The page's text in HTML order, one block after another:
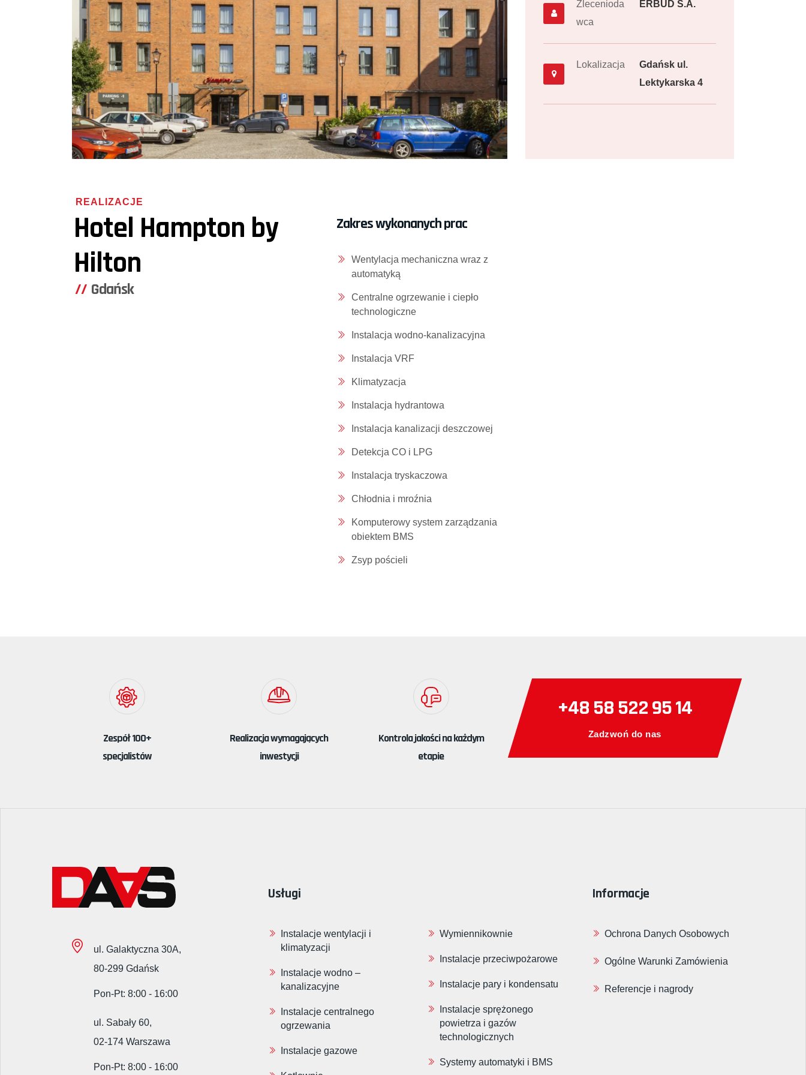
Zlecenioda
wca
ERBUD S.A.
Lokalizacja
Gdańsk ul.
Lektykarska 4
REALIZACJE
Hotel Hampton by
Hilton
Gdańsk
Zakres wykonanych prac
Wentylacja mechaniczna wraz z
automatyką
Centralne ogrzewanie i ciepło
technologiczne
Instalacja wodno-kanalizacyjna
Instalacja VRF
Klimatyzacja
Instalacja hydrantowa
Instalacja kanalizacji deszczowej
Detekcja CO i LPG
Instalacja tryskaczowa
Chłodnia i mroźnia
Komputerowy system zarządzania
obiektem BMS
Zsyp pościeli
Zespół 100+
specjalistów
Realizacja wymagających
inwestycji
Kontrola jakości na każdym
etapie
+48 58 522 95 14
Zadzwoń do nas
ul. Galaktyczna 30A,
80-299 Gdańsk
Pon-Pt: 8:00 - 16:00
ul. Sabały 60,
02-174 Warszawa
Pon-Pt: 8:00 - 16:00
Usługi
Instalacje wentylacji i
klimatyzacji
Instalacje wodno –
kanalizacyjne
Instalacje centralnego
ogrzewania
Instalacje gazowe
Wymiennikownie
Instalacje przeciwpożarowe
Instalacje pary i kondensatu
Instalacje sprężonego
powietrza i gazów
technologicznych
Systemy automatyki i BMS
Informacje
Ochrona Danych Osobowych
Ogólne Warunki Zamówienia
Referencje i nagrody